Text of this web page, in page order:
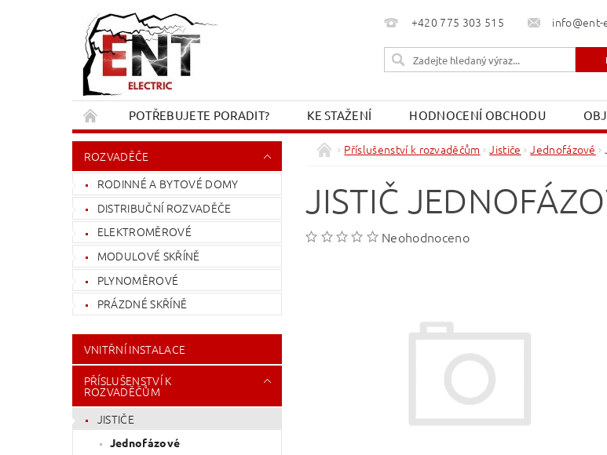
+420 775 303 515 info@ent-
POTŘEBUJETE PORADIT? KE STAŽENÍ HODNOCENÍ OBCHODU
REKLAMACE A VRÁCENÍ
KONTAKT OBCHODNÍ PODMÍNKY MOJE
ROZVADĚČE
RODINNÉ A BYTOVÉ DOMY
DISTRIBUČNÍ ROZVADĚČE
ELEKTROMĚROVÉ
MODULOVÉ SKŘÍNĚ
PLYNOMĚROVÉ
PRÁZDNÉ SKŘÍNĚ
VNITŘNÍ INSTALACE
PŘÍSLUŠENSTVÍ K
ROZVADĚČŮM
JISTIČE
Jednofázové
Příslušenství k rozvaděčům Jističe Jednofázové
JISTIČ
Neohodnoceno